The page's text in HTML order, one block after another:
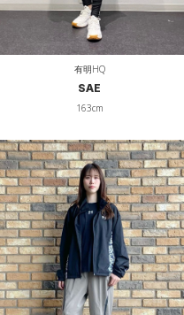
有明HQ
SAE
163cm